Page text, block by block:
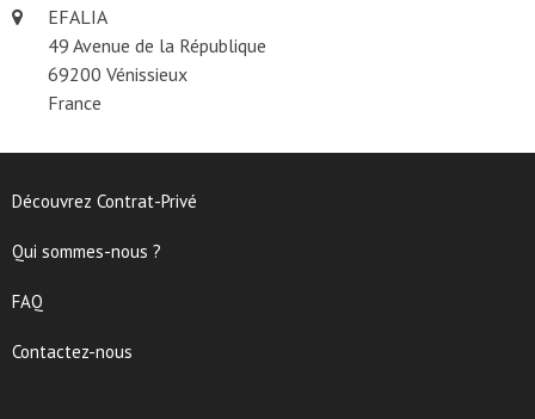
EFALIA
49 Avenue de la République
69200 Vénissieux
France
Découvrez Contrat-Privé
Qui sommes-nous ?
FAQ
Contactez-nous